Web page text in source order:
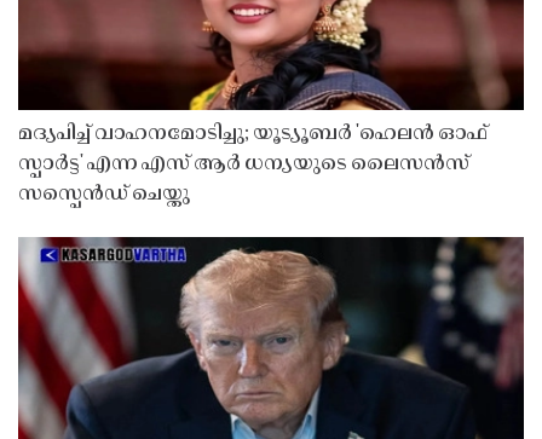
മദ്യപിച്ച് വാഹനമോടിച്ചു; യൂട്യൂബർ 'ഹെലൻ ഓഫ്
സ്പാർട്ട' എന്ന എസ് ആർ ധന്യയുടെ ലൈസൻസ്
സസ്പെൻഡ് ചെയ്തു ​​​​​​​